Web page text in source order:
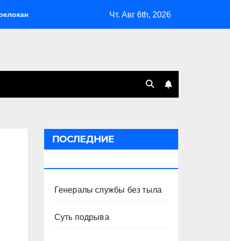
расширил возможности депортаций и сделал героем
Чт. Авг 6th, 2026
ПОСЛЕДНИЕ
Генералы службы без тыла
Суть подрыва